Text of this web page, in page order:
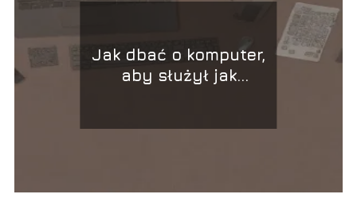
Jak dbać o komputer,
aby służył jak